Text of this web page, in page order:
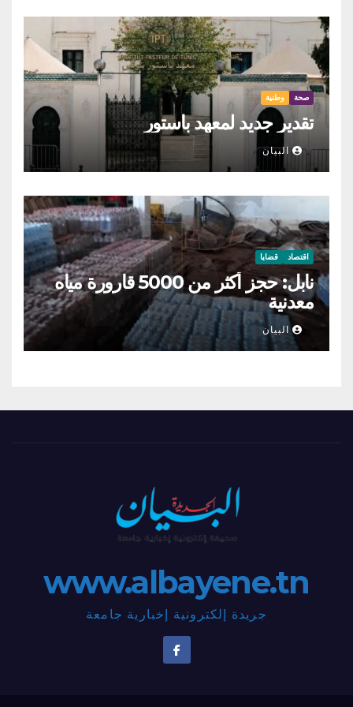
صحة وطنية
تقدير جديد لمعهد باستور
البيان
اقتصاد قضايا
نابل: حجز أكثر من 5000 قارورة مياه
معدنية
البيان
www.albayene.tn
جريدة إلكترونية إخبارية جامعة